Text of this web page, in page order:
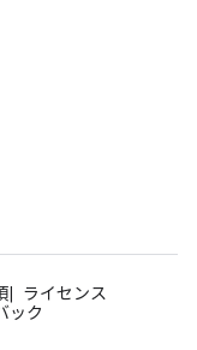
ライセンス
ック